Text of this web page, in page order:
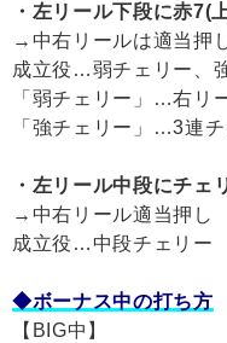
・左リール下段に赤7(
→中右リールは適当押
成立役…弱チェリー、
「弱チェリー」…右リ
「強チェリー」…3連
・左リール中段にチェ
→中右リール適当押し
成立役…中段チェリー
◆ボーナス中の打ち方
【BIG中】